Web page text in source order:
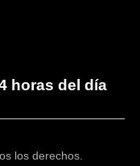
horas del día
los derechos.